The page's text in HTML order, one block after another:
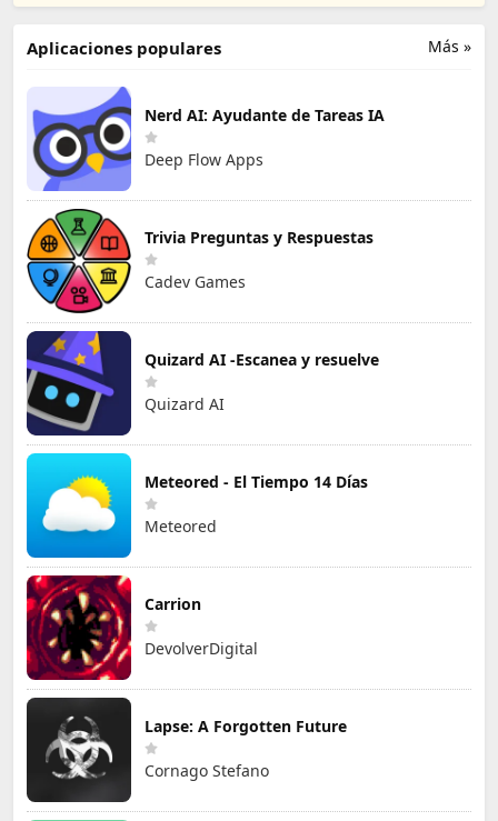
Más »
Aplicaciones populares
Nerd AI: Ayudante de Tareas IA
Deep Flow Apps
Trivia Preguntas y Respuestas
Cadev Games
Quizard AI -Escanea y resuelve
Quizard AI
Meteored - El Tiempo 14 Días
Meteored
Carrion
DevolverDigital
Lapse: A Forgotten Future
Cornago Stefano